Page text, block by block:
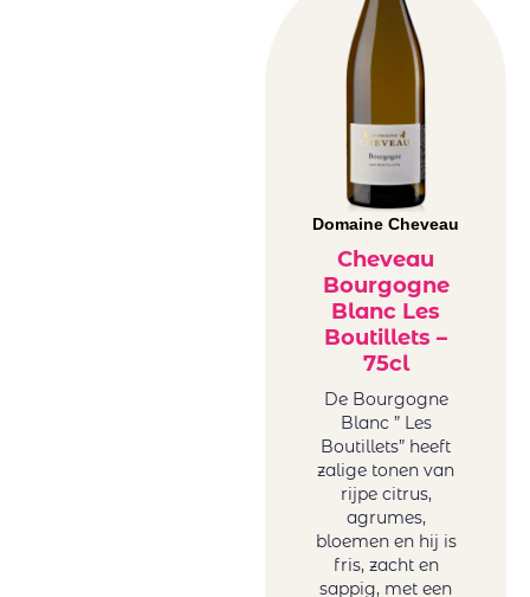
Domaine Cheveau
Cheveau
Bourgogne
Blanc Les
Boutillets –
75cl
De Bourgogne
Blanc ” Les
Boutillets” heeft
zalige tonen van
rijpe citrus,
agrumes,
bloemen en hij is
fris, zacht en
sappig, met een